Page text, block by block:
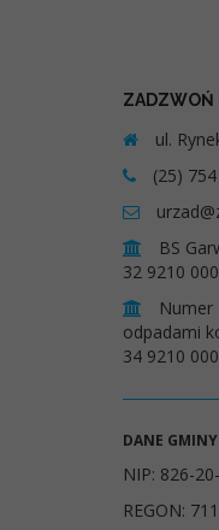
ZADZWOŃ
ul.
(25)
BS
32 9210
Numer
odpadami
34 9210
DANE GMINY
NIP: 826-
REGON: